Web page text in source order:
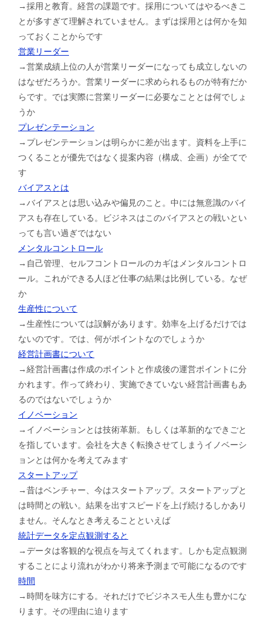
→採用と教育。経営の課題です。採用についてはやるべきこ
とが多すぎて理解されていません。まずは採用とは何かを知
っておくことからです
営業リーダー
→営業成績上位の人が営業リーダーになっても成立しないの
はなぜだろうか。営業リーダーに求められるものが特有だか
らです。では実際に営業リーダーに必要なこととは何でしょ
うか
プレゼンテーション
→プレゼンテーションは明らかに差が出ます。資料を上手に
つくることが優先ではなく提案内容（構成、企画）が全てで
す
バイアスとは
→バイアスとは思い込みや偏見のこと。中には無意識のバイ
アスも存在している。ビジネスはこのバイアスとの戦いとい
っても言い過ぎではない
メンタルコントロール
→自己管理、セルフコントロールのカギはメンタルコントロ
ール。これができる人ほど仕事の結果は比例している。なぜ
か
生産性について
→生産性については誤解があります。効率を上げるだけでは
ないのです。では、何がポイントなのでしょうか
経営計画書について
→経営計画書は作成のポイントと作成後の運営ポイントに分
かれます。作って終わり、実施できていない経営計画書もあ
るのではないでしょうか
イノベーション
→イノベーションとは技術革新。もしくは革新的なできごと
を指しています。会社を大きく転換させてしまうイノベーシ
ョンとは何かを考えてみます
スタートアップ
→昔はベンチャー、今はスタートアップ。スタートアップと
は時間との戦い。結果を出すスピードを上げ続けるしかあり
ません。そんなとき考えることといえば
統計データを定点観測すると
→データは客観的な視点を与えてくれます。しかも定点観測
することにより流れがわかり将来予測まで可能になるのです
時間
→時間を味方にする。それだけでビジネスモ人生も豊かにな
ります。その理由に迫ります